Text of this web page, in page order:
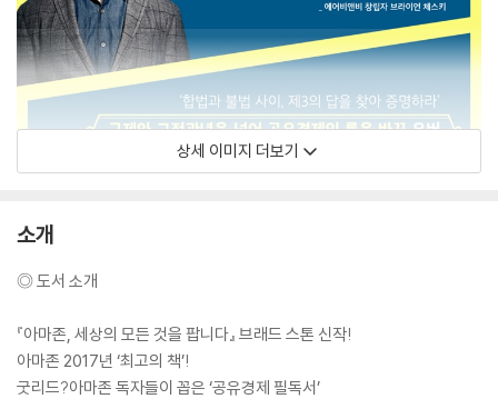
상세 이미지 더보기
소개
◎ 도서 소개
『아마존, 세상의 모든 것을 팝니다』 브래드 스톤 신작!
아마존 2017년 ‘최고의 책’!
굿리드?아마존 독자들이 꼽은 ‘공유경제 필독서’